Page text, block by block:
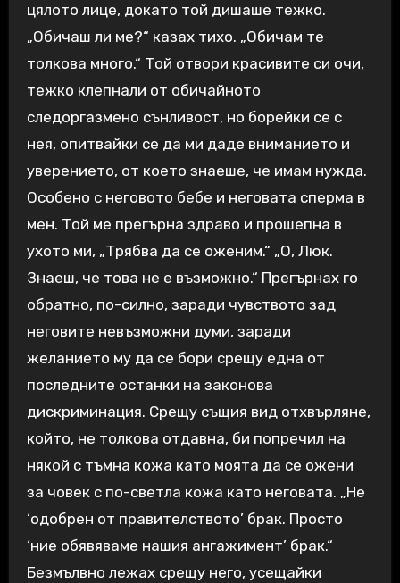
цялото лице, докато той дишаше тежко.
„Обичаш ли ме?“ казах тихо. „Обичам те
толкова много.“ Той отвори красивите си очи,
тежко клепнали от обичайното
следоргазмено сънливост, но борейки се с
нея, опитвайки се да ми даде вниманието и
уверението, от което знаеше, че имам нужда.
Особено с неговото бебе и неговата сперма в
мен. Той ме прегърна здраво и прошепна в
ухото ми, „Трябва да се оженим.“ „О, Люк.
Знаеш, че това не е възможно.“ Прегърнах го
обратно, по-силно, заради чувството зад
неговите невъзможни думи, заради
желанието му да се бори срещу една от
последните останки на законова
дискриминация. Срещу същия вид отхвърляне,
който, не толкова отдавна, би попречил на
някой с тъмна кожа като моята да се ожени
за човек с по-светла кожа като неговата. „Не
‘одобрен от правителството’ брак. Просто
‘ние обявяваме нашия ангажимент’ брак.“
Безмълвно лежах срещу него, усещайки